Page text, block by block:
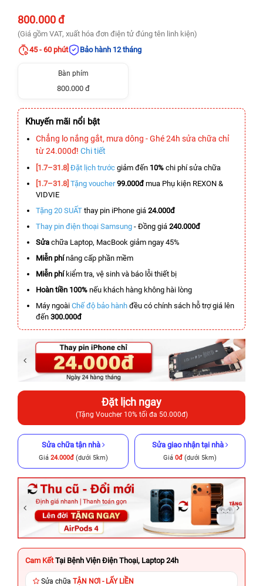
800.000 đ
(Giá gồm VAT, xuất hóa đơn điện tử đúng tên linh kiện)
45 - 60 phút
Bảo hành 12 tháng
Bàn phím
800.000 đ
Khuyến mãi nổi bật
Chẳng lo nắng gắt, mưa dông - Ghé 24h sửa chữa chỉ
từ 24.000đ! Chi tiết
[1.7–31.8] Đặt lịch trước giảm đến 10% chi phí sửa chữa
[1.7–31.8] Tặng voucher 99.000đmua Phụ kiện REXON &
VIDVIE
Tặng 20 SUẤT thay pin iPhone giá 24.000đ
Thay pin điện thoại Samsung - Đồng giá 240.000đ
Sửa chữa Laptop, MacBook giảm ngay 45%
Miễn phínâng cấp phần mềm
Miễn phíkiểm tra, vệ sinh và báo lỗi thiết bị
Hoàn tiền 100% nếu khách hàng không hài lòng
Máy ngoài Chế độ bảo hành đều có chính sách hỗ trợ giá lên
đến 300.000đ
Đặt lịch ngay
(Tặng Voucher 10% tối đa 50.000đ)
Sửa chữa tận nhà
Giá 24.000đ(dưới 5km)
Sửa giao nhận tại nhà
Giá 0đ (dưới 5km)
Cam Kết Tại Bệnh Viện Điện Thoại, Laptop 24h
Sửa chữa TẬN NƠI - LẤY LIỀN